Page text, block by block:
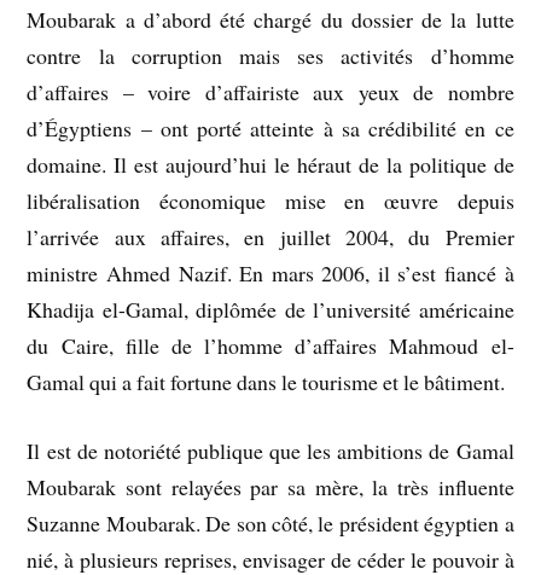
Moubarak a d’abord été chargé du dossier de la lutte
contre la corruption mais ses activités d’homme
d’affaires – voire d’affairiste aux yeux de nombre
d’Égyptiens – ont porté atteinte à sa crédibilité en ce
domaine. Il est aujourd’hui le héraut de la politique de
libéralisation économique mise en œuvre depuis
l’arrivée aux affaires, en juillet 2004, du Premier
ministre Ahmed Nazif. En mars 2006, il s’est fiancé à
Khadija el-Gamal, diplômée de l’université américaine
du Caire, fille de l’homme d’affaires Mahmoud el-
Gamal qui a fait fortune dans le tourisme et le bâtiment.
Il est de notoriété publique que les ambitions de Gamal
Moubarak sont relayées par sa mère, la très influente
Suzanne Moubarak. De son côté, le président égyptien a
nié, à plusieurs reprises, envisager de céder le pouvoir à